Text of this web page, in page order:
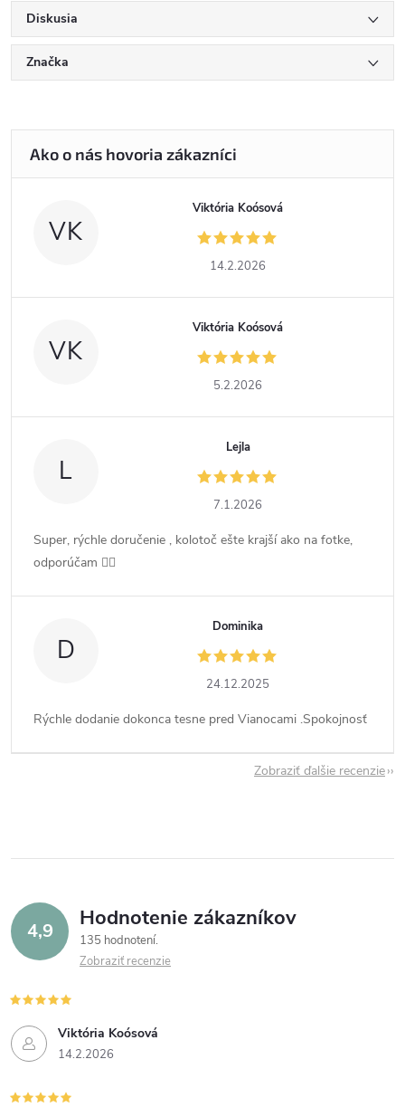
Diskusia
Značka
VK
Viktória Koósová
14.2.2026
VK
Viktória Koósová
5.2.2026
L
Lejla
7.1.2026
Super, rýchle doručenie , kolotoč ešte krajší ako na fotke,
odporúčam 👍🏻
D
Dominika
24.12.2025
Rýchle dodanie dokonca tesne pred Vianocami .Spokojnosť
Zobraziť ďalšie recenzie
4,9 Hodnotenie zákazníkov
135 hodnotení
Zobraziť recenzie
Viktória Koósová
14.2.2026